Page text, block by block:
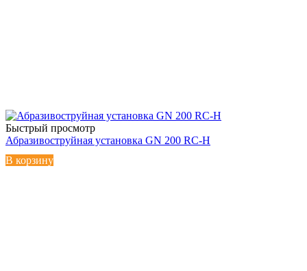
Быстрый просмотр
Абразивоструйная установка GN 200 RC-H
В корзину